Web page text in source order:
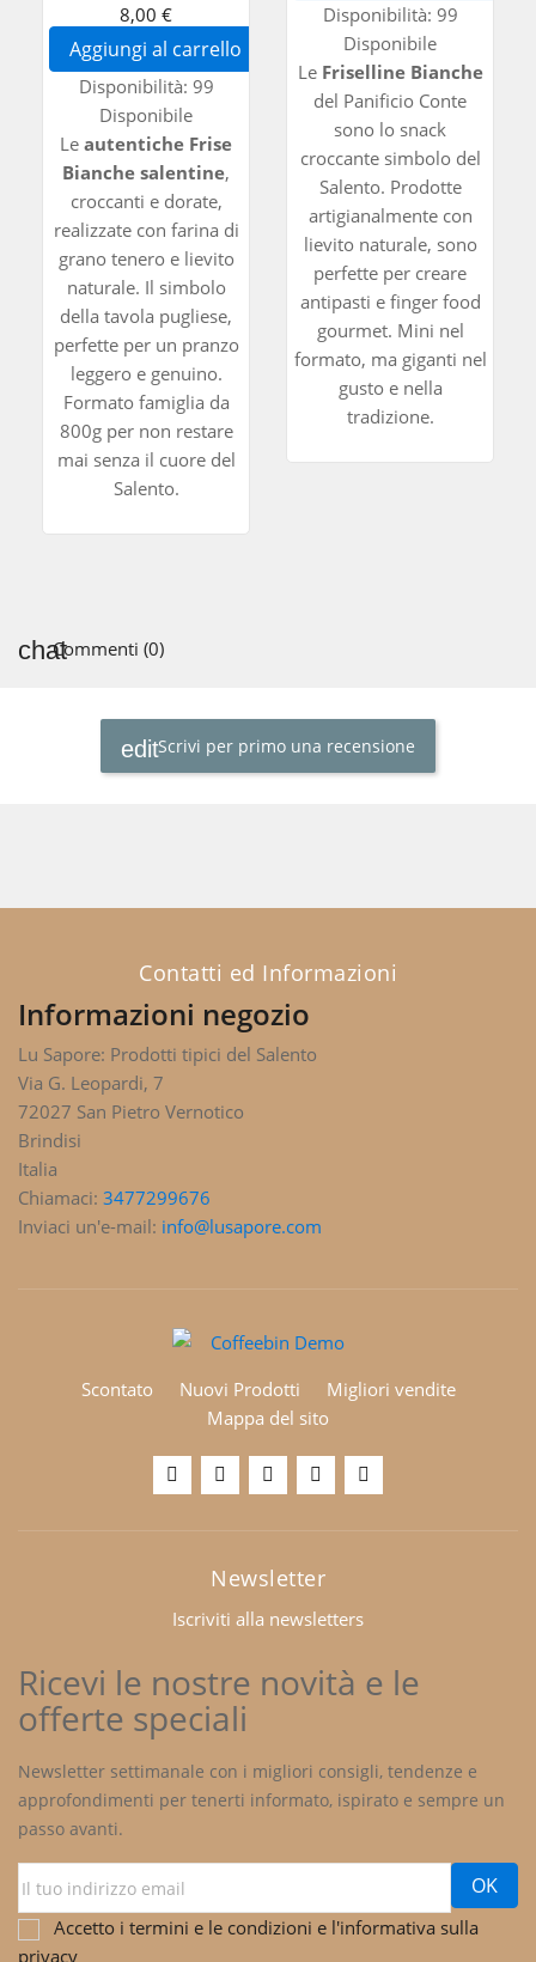
8,00 €
Aggiungi al carrello
Disponibilità: 99
Disponibile
Le autentiche Frise
Bianche salentine,
croccanti e dorate,
realizzate con farina di
grano tenero e lievito
naturale. Il simbolo
della tavola pugliese,
perfette per un pranzo
leggero e genuino.
Formato famiglia da
800g per non restare
mai senza il cuore del
Salento.
Disponibilità: 99
Disponibile
Le Friselline Bianche
del Panificio Conte
sono lo snack
croccante simbolo del
Salento. Prodotte
artigianalmente con
lievito naturale, sono
perfette per creare
antipasti e finger food
gourmet. Mini nel
formato, ma giganti nel
gusto e nella
tradizione.
Commenti (0)
Scrivi per primo una recensione
Contatti ed Informazioni
Informazioni negozio
Lu Sapore: Prodotti tipici del Salento
Via G. Leopardi, 7
72027 San Pietro Vernotico
Brindisi
Italia
Chiamaci: 3477299676
Inviaci un'e-mail: info@lusapore.com
Scontato Nuovi Prodotti
Migliori vendite
Mappa del sito
Newsletter
Iscriviti alla newsletters
Ricevi le nostre novità e le
offerte speciali
Newsletter settimanale con i migliori consigli, tendenze e
approfondimenti per tenerti informato, ispirato e sempre un
passo avanti.
Accetto i termini e le condizioni e l'informativa sulla
privacy